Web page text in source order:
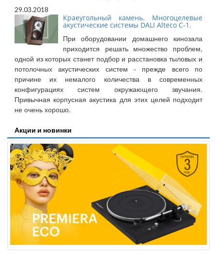
29.03.2018
Краеугольный камень. Многоцелевые
акустические системы DALI Alteco C-1.
При оборудовании домашнего кинозала
приходится решать множество проблем,
одной из которых станет подбор и расстановка тыловых и
потолочных акустических систем - прежде всего по
причине их немалого количества в современных
конфигурациях систем окружающего звучания.
Привычная корпусная акустика для этих целей подходит
не очень хорошо.
Акции и новинки